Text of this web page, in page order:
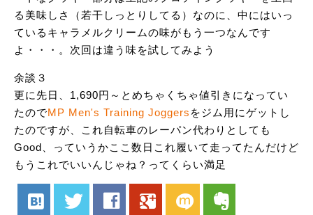
る美味しさ（若干しっとりしてる）なのに、中にはいっ
ているキャラメルクリームの味がもう一つなんです
よ・・・。次回は違う味を試してみよう
余談３
更に先日、1,690円～とめちゃくちゃ値引きになってい
たのでMP Men's Training Joggers をジム用にゲットし
たのですが、これ自転車のレーパン代わりとしても
Good、っていうかここ数日これ履いて走ってたんだけど
もうこれでいいんじゃね？ってくらい満足
hatenabookmark twitter facebook google mixi evernote